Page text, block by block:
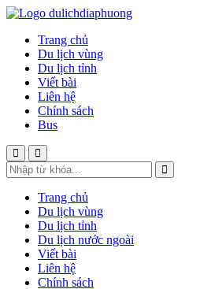
Trang chủ
Du lịch vùng
Du lịch tỉnh
Viết bài
Liên hệ
Chính sách
Bus
Trang chủ
Du lịch vùng
Du lịch tỉnh
Du lịch nước ngoài
Viết bài
Liên hệ
Chính sách